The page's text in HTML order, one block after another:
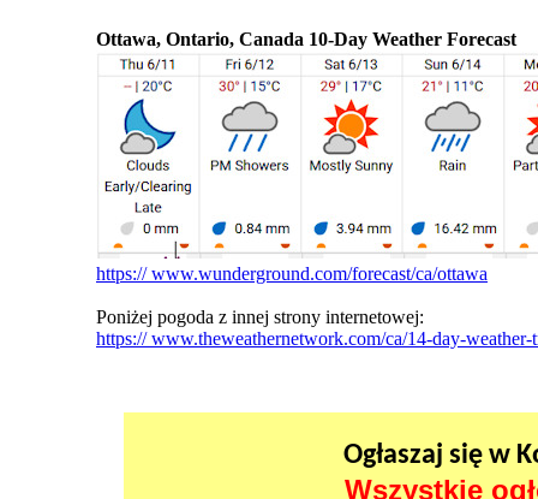
Ottawa, Ontario, Canada 10-Day Weather Forecast
https:// www.wunderground.com/forecast/ca/ottawa
Poniżej pogoda z innej strony internetowej:
https:// www.theweathernetwork.com/ca/14-day-weather-
Ogłaszaj się w
Wszystkie